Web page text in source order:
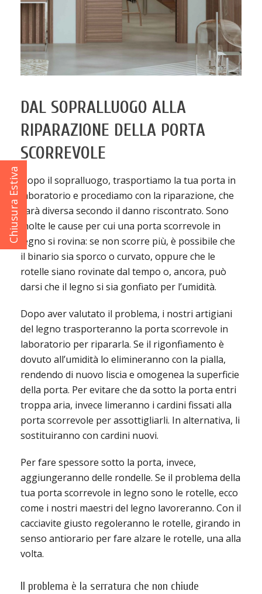
DAL SOPRALLUOGO ALLA
RIPARAZIONE DELLA PORTA
SCORREVOLE
Dopo il sopralluogo, trasportiamo la tua porta in
laboratorio e procediamo con la riparazione, che
sarà diversa secondo il danno riscontrato. Sono
molte le cause per cui una porta scorrevole in
legno si rovina: se non scorre più, è possibile che
il binario sia sporco o curvato, oppure che le
rotelle siano rovinate dal tempo o, ancora, può
darsi che il legno si sia gonfiato per l’umidità.
Dopo aver valutato il problema, i nostri artigiani
del legno trasporteranno la porta scorrevole in
laboratorio per ripararla. Se il rigonfiamento è
dovuto all’umidità lo elimineranno con la pialla,
rendendo di nuovo liscia e omogenea la superficie
della porta. Per evitare che da sotto la porta entri
troppa aria, invece limeranno i cardini fissati alla
porta scorrevole per assottigliarli. In alternativa, li
sostituiranno con cardini nuovi.
Per fare spessore sotto la porta, invece,
aggiungeranno delle rondelle. Se il problema della
tua porta scorrevole in legno sono le rotelle, ecco
come i nostri maestri del legno lavoreranno. Con il
cacciavite giusto regoleranno le rotelle, girando in
senso antiorario per fare alzare le rotelle, una alla
volta.
Il problema è la serratura che non chiude
Chiusura Estiva